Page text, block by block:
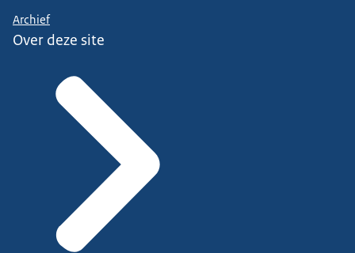
Archief
Over deze site